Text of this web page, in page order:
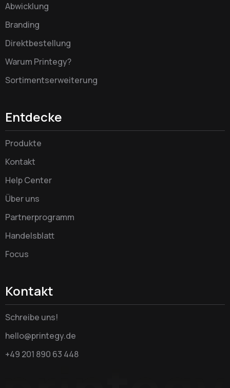
Abwicklung
Branding
Direktbestellung
Warum Printegy?
Sortimentserweiterung
Entdecke
Produkte
Kontakt
Help Center
Über uns
Partnerprogramm
Handelsblatt
Focus
Kontakt
Schreibe uns!
hello@printegy.de
+49 201 890 63 448